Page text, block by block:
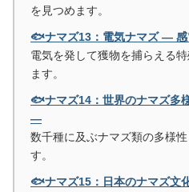
を見つめます。
🐟ナマズ13：電気ナマズ ―
電気を発して獲物を捕らえる
ます。
🐟ナマズ14：世界のナマズ多
―
数千種に及ぶナマズ類の多様
す。
🐟ナマズ15：日本のナマズ